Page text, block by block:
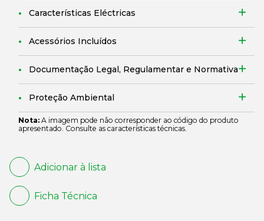
Características Eléctricas
Acessórios Incluídos
Documentação Legal, Regulamentar e Normativa
Proteção Ambiental
Nota: A imagem pode não corresponder ao código do produto
apresentado. Consulte as características técnicas.
Adicionar à lista
Ficha Técnica